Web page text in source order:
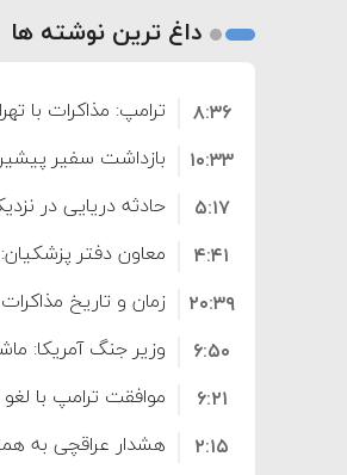
داغ ترین نوشته ها
ترامپ: مذاکرات با
۸:۳۶
بازداشت سفیر
۱۰:۳۳
حادثه دریایی در
۵:۱۷
معاون دفتر
است
۴:۴۱
زمان و تاریخ
۲۰:۳۹
وزیر جنگ آمریکا:
۶:۵۰
موافقت ترامپ با لغو
۶:۲۱
هشدار عراقچی به
۲:۱۵